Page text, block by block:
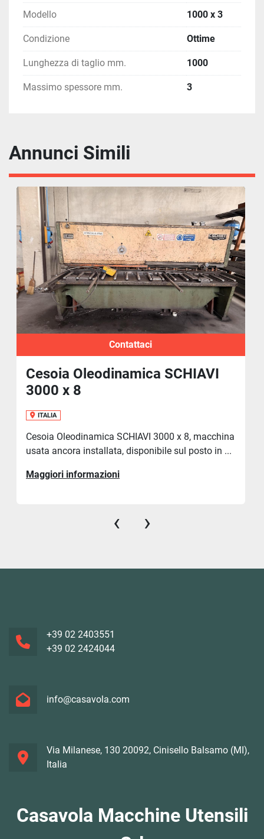
Modello 1000 x 3
Condizione Ottime
Lunghezza di taglio mm. 1000
Massimo spessore mm. 3
Annunci Simili
Contattaci
Cesoia Oleodinamica SCHIAVI
3000 x 8
ITALIA
Cesoia Oleodinamica SCHIAVI 3000 x 8, macchina
usata ancora installata, disponibile sul posto in ...
Maggiori informazioni
‹ ›
+39 02 2403551
+39 02 2424044
info@casavola.com
Via Milanese, 130 20092, Cinisello Balsamo (MI),
Italia
Casavola Macchine Utensili